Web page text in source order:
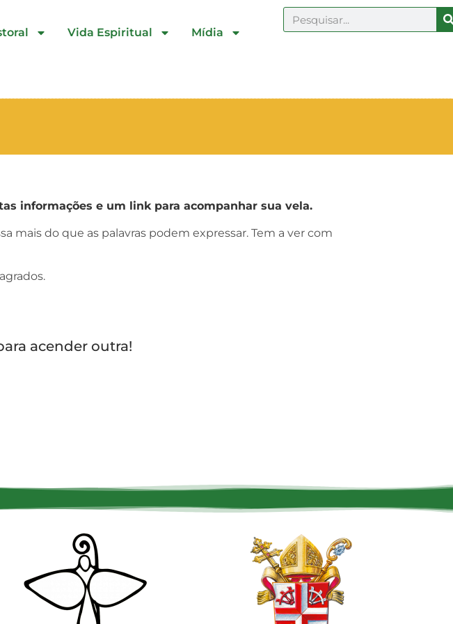
Vida Espiritual Mídia
informações e um link para acompanhar sua vela.
mais do que as palavras podem expressar. Tem a ver com
acender outra!